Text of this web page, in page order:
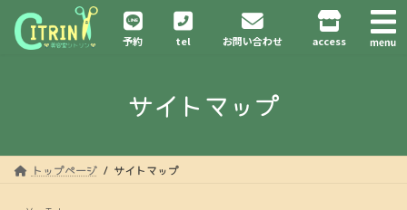
ッ
移
予約 tel お問い合わせ access
サイトマップ
トップページ サイトマップ